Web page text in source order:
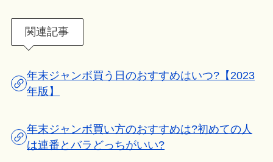
関連記事
年末ジャンボ買う日のおすすめはいつ?【2023
年版】
年末ジャンボ買い方のおすすめは?初めての人
は連番とバラどっちがいい?